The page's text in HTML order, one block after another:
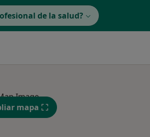
de la salud?
mapa